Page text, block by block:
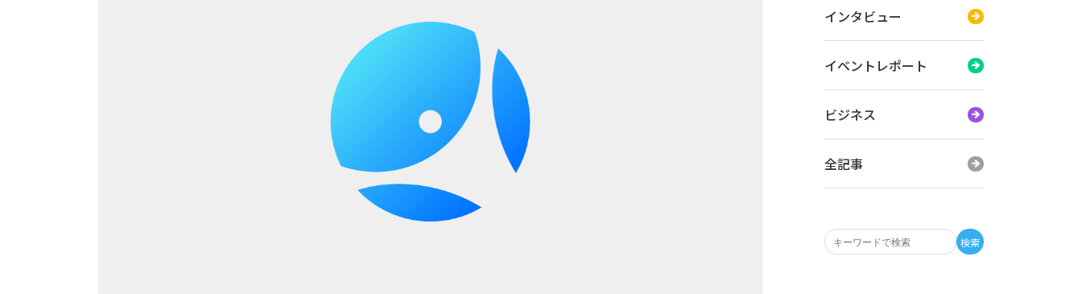
検索
インタビュー
イベントレポート
ビジネス
全記事